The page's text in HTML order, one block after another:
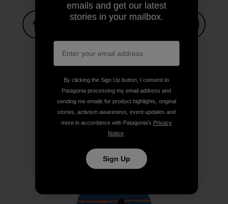
Share on Facebook
Share on Pinterest
Share on TwitterShare on LinkedIn
Share on Copy Link
Print
Author Profile
emails and get our latest
stories in your mailbox.
By clicking the Sign Up button, I consent to
Patagonia processing my email address and
sending me emails for product highlights, original
stories, activism awareness, event updates and
more in accordance with Patagonia’s Privacy
Notice.
Sign Up